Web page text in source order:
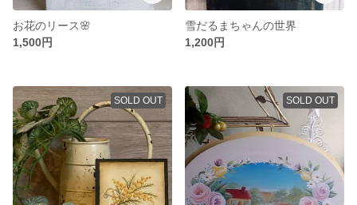
お花のリース🌸
1,500円
雪だるまちゃんの世界
1,200円
SOLD OUT SOLD OUT